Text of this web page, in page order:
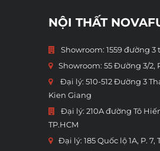
NỘI THẤT
Showroom: 1559 đường 3
Showroom: 55 Đường 3/2,
Đại lý: 510-512 Đường 3
Kien Giang
Đại lý: 210A đường Tô
TP.HCM
Đại lý: 185 Quốc lộ 1A, P. 7,